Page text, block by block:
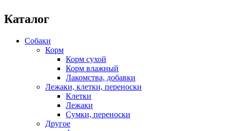
Каталог
Собаки
Корм
Корм сухой
Корм влажный
Лакомства, добавки
Лежаки, клетки, переноски
Клетки
Лежаки
Сумки, переноски
Другое